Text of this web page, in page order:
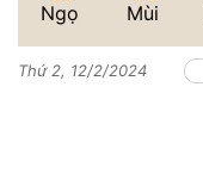
Ngọ Mùi
Thứ 2, 12/2/2024